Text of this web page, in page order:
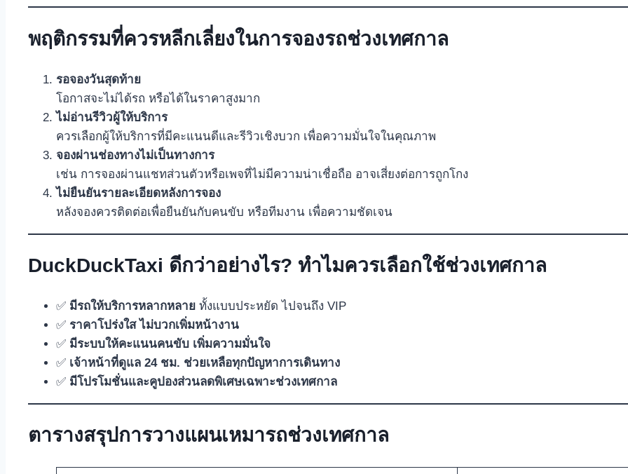
พฤติกรรมที่ควรหลีกเลี่ยงในการจองรถช่วงเทศกาล
รอจองวันสุดท้าย
โอกาสจะไม่ได้รถ หรือได้ในราคาสูงมาก
ไม่อ่านรีวิวผู้ให้บริการ
ควรเลือกผู้ให้บริการที่มีคะแนนดีและรีวิวเชิงบวก เพื่อความมั่นใจในคุณภาพ
จองผ่านช่องทางไม่เป็นทางการ
เช่น การจองผ่านแชทส่วนตัวหรือเพจที่ไม่มีความน่าเชื่อถือ อาจเสี่ยงต่อการถูกโกง
ไม่ยืนยันรายละเอียดหลังการจอง
หลังจองควรติดต่อเพื่อยืนยันกับคนขับ หรือทีมงาน เพื่อความชัดเจน
DuckDuckTaxi ดีกว่าอย่างไร? ทำไมควรเลือกใช้ช่วงเทศกาล
✅ มีรถให้บริการหลากหลาย ทั้งแบบประหยัด ไปจนถึง VIP
✅ ราคาโปร่งใส ไม่บวกเพิ่มหน้างาน
✅ มีระบบให้คะแนนคนขับ เพิ่มความมั่นใจ
✅ เจ้าหน้าที่ดูแล 24 ชม. ช่วยเหลือทุกปัญหาการเดินทาง
✅ มีโปรโมชั่นและคูปองส่วนลดพิเศษเฉพาะช่วงเทศกาล
ตารางสรุปการวางแผนเหมารถช่วงเทศกาล